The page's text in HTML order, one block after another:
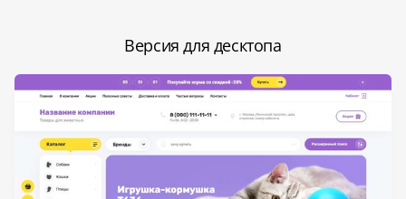
Версия для десктопа